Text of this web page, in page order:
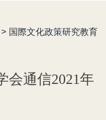
> 国際文化政策研究教育
会通信2021年